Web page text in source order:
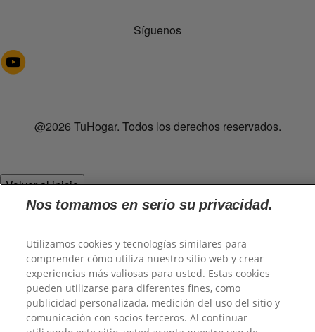
Síguenos
@2026 TuHogar. Todos los derechos reservados.
Volver al inicio
Nos tomamos en serio su privacidad.
Utilizamos cookies y tecnologías similares para
comprender cómo utiliza nuestro sitio web y crear
experiencias más valiosas para usted. Estas cookies
pueden utilizarse para diferentes fines, como
publicidad personalizada, medición del uso del sitio y
comunicación con socios terceros. Al continuar